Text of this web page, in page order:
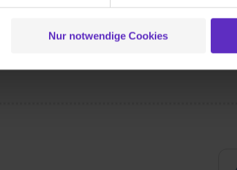
Aktivierung von „Social Media und
oder teilweise über unsere
Nur notwendige Cookies
30 Tage Urlaub sowie
einer zusätzlichen
ihre Vergütung